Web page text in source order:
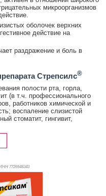
микроорганизмов
оболочек верхних
действие на
раздражение и боль в
Стрепсилс®
полости рта, горла,
(в т.ч. профессионального
работников химической и
воспаление слизистой
стоматит, гингивит,
7726548343